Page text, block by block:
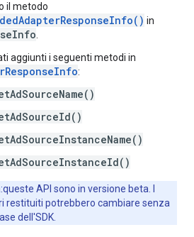
il metodo
in
aggiunti i seguenti metodi in
:
:queste API sono in versione beta. I
restituiti potrebbero cambiare senza
dell'SDK.